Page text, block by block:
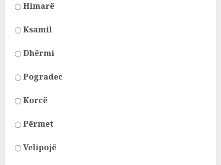
Himarë
Ksamil
Dhërmi
Pogradec
Korcë
Përmet
Velipojë